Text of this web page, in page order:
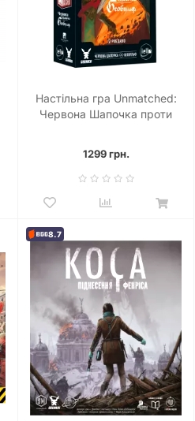
Настільна гра Unmatched:
Червона Шапочка проти
1299 грн.
8.7